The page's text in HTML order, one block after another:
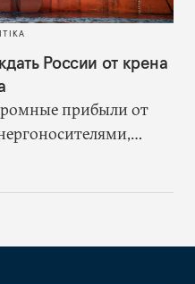
России от крена
прибыли от
не скажется на ее